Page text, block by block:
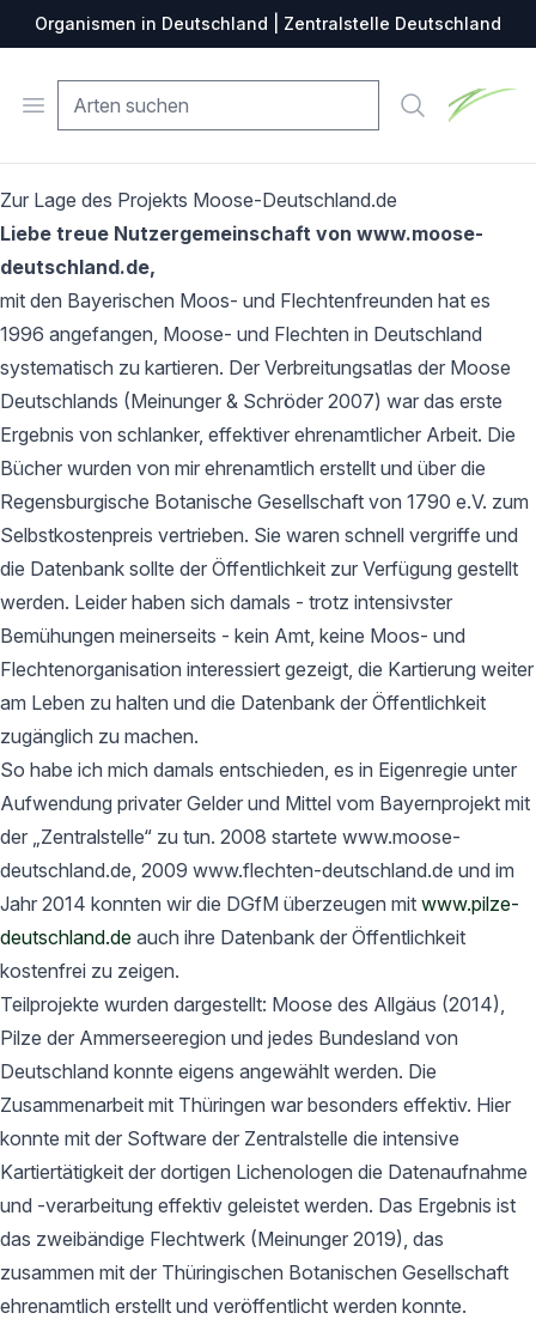
Organismen in Deutschland | Zentralstelle Deutschland
Open menu Suche
Zur Lage des Projekts Moose-Deutschland.de
Liebe treue Nutzergemeinschaft von www.moose-
deutschland.de,
mit den Bayerischen Moos- und Flechtenfreunden hat es
1996 angefangen, Moose- und Flechten in Deutschland
systematisch zu kartieren. Der Verbreitungsatlas der Moose
Deutschlands (Meinunger & Schröder 2007) war das erste
Ergebnis von schlanker, effektiver ehrenamtlicher Arbeit. Die
Bücher wurden von mir ehrenamtlich erstellt und über die
Regensburgische Botanische Gesellschaft von 1790 e.V. zum
Selbstkostenpreis vertrieben. Sie waren schnell vergriffe und
die Datenbank sollte der Öffentlichkeit zur Verfügung gestellt
werden. Leider haben sich damals - trotz intensivster
Bemühungen meinerseits - kein Amt, keine Moos- und
Flechtenorganisation interessiert gezeigt, die Kartierung weiter
am Leben zu halten und die Datenbank der Öffentlichkeit
zugänglich zu machen.
So habe ich mich damals entschieden, es in Eigenregie unter
Aufwendung privater Gelder und Mittel vom Bayernprojekt mit
der „Zentralstelle“ zu tun. 2008 startete www.moose-
deutschland.de, 2009 www.flechten-deutschland.de und im
Jahr 2014 konnten wir die DGfM überzeugen mit www.pilze-
deutschland.de auch ihre Datenbank der Öffentlichkeit
kostenfrei zu zeigen.
Teilprojekte wurden dargestellt: Moose des Allgäus (2014),
Pilze der Ammerseeregion und jedes Bundesland von
Deutschland konnte eigens angewählt werden. Die
Zusammenarbeit mit Thüringen war besonders effektiv. Hier
konnte mit der Software der Zentralstelle die intensive
Kartiertätigkeit der dortigen Lichenologen die Datenaufnahme
und -verarbeitung effektiv geleistet werden. Das Ergebnis ist
das zweibändige Flechtwerk (Meinunger 2019), das
zusammen mit der Thüringischen Botanischen Gesellschaft
ehrenamtlich erstellt und veröffentlicht werden konnte.